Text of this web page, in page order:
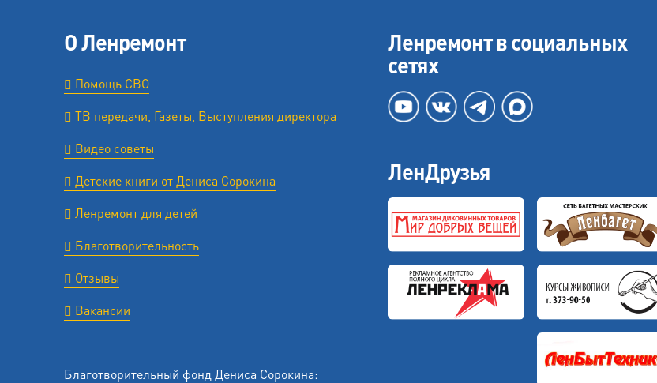
О Ленремонт
Помощь СВО
ТВ передачи, Газеты, Выступления директора
Видео советы
Детские книги от Дениса Сорокина
Ленремонт для детей
Благотворительность
Отзывы
Вакансии
Благотворительный фонд Дениса Сорокина:
Ленремонт в социальных
сетях
ЛенДрузья